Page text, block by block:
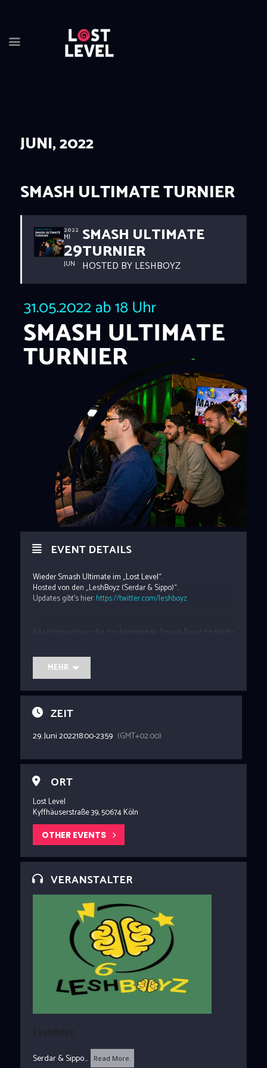
HOME
DRINKS
EVENTS
LOCATION
ABOUT
RESERVIERUNG
JUNI, 2022
SMASH ULTIMATE TURNIER
2022
MI
29
JUN
SMASH ULTIMATE
TURNIER
HOSTED BY LESHBOYZ
EVENT DETAILS
Wieder Smash Ultimate im „Lost Level“.
Hosted von den „LeshBoyz (Serdar & Sippo)“.
Updates gibt’s hier:https://twitter.com/leshboyz
Alle Informationen für das kommende Smash-Event findet ihr
https://start.gg/kolt2
Für eine Anmeldung benötigt ihr einen Account auf start.gg,
⏰
MEHR
ZEIT
29. Juni 202218:00-23:59 (GMT+02:00)
ORT
Lost Level
Kyffhäuserstraße 39, 50674 Köln
OTHER EVENTS
VERANSTALTER
Serdar & Sippo... Read More.